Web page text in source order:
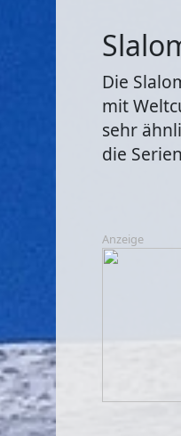
Die
mit
sehr
die
Anzeige